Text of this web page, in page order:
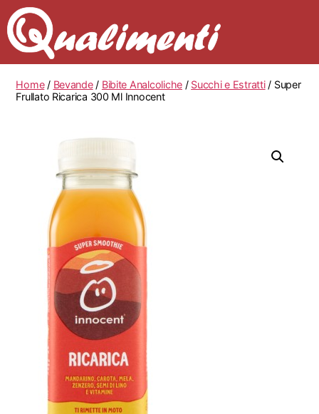
Home/ Bevande/ Bibite Analcoliche/ Succhi e Estratti/ Super
Frullato Ricarica 300 Ml Innocent